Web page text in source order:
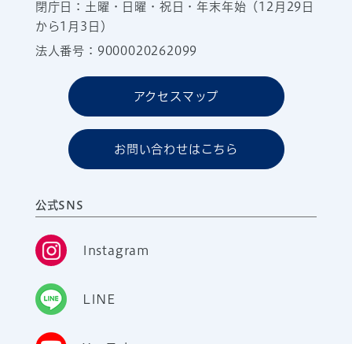
閉庁日：土曜・日曜・祝日・年末年始（12月29日
から1月3日）
法人番号：9000020262099
アクセスマップ
お問い合わせはこちら
公式SNS
Instagram
LINE